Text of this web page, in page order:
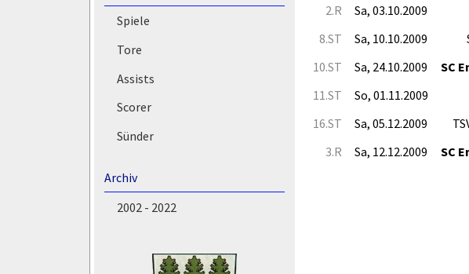
Spiele
Tore
Assists
Scorer
Sünder
Archiv
2002 - 2022
2.R Sa, 03.10.2009
8.ST Sa, 10.10.2009
10.ST Sa, 24.10.2009 SC
11.ST So, 01.11.2009
16.ST Sa, 05.12.2009
3.R Sa, 12.12.2009 SC